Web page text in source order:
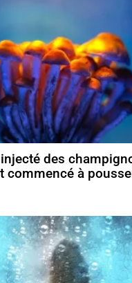
injecté des
commencé à